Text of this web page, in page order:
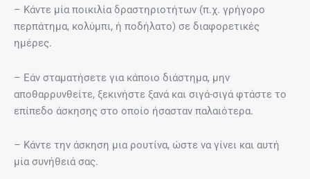
– Κάντε μία ποικιλία δραστηριοτήτων (π.χ. γρήγορο
περπάτημα, κολύμπι, ή ποδήλατο) σε διαφορετικές
ημέρες.
– Εάν σταματήσετε για κάποιο διάστημα, μην
αποθαρρυνθείτε, ξεκινήστε ξανά και σιγά-σιγά φτάστε το
επίπεδο άσκησης στο οποίο ήσασταν παλαιότερα.
– Κάντε την άσκηση μια ρουτίνα, ώστε να γίνει και αυτή
μία συνήθειά σας.